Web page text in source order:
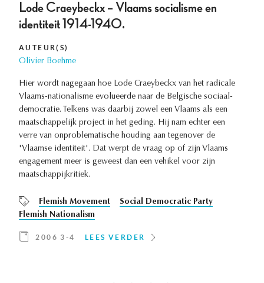
Lode Craeybeckx – Vlaams socialisme en
identiteit 1914-1940.
AUTEUR(S)
Olivier Boehme
Hier wordt nagegaan hoe Lode Craeybeckx van het radicale
Vlaams-nationalisme evolueerde naar de Belgische sociaal-
democratie. Telkens was daarbij zowel een Vlaams als een
maatschappelijk project in het geding. Hij nam echter een
verre van onproblematische houding aan tegenover de
'Vlaamse identiteit'. Dat werpt de vraag op of zijn Vlaams
engagement meer is geweest dan een vehikel voor zijn
maatschappijkritiek.
Flemish Movement
Social Democratic Party
Flemish Nationalism
2006 3-4 LEES VERDER